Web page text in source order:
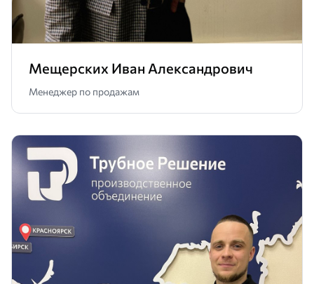
Мещерских Иван Александрович
Менеджер по продажам